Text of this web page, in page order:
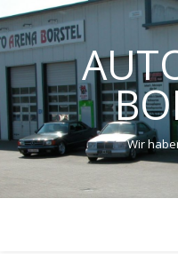
Wir